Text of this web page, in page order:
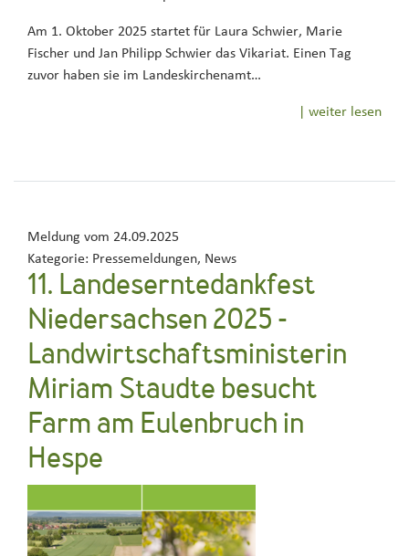
Am 1. Oktober 2025 startet für Laura Schwier, Marie
Fischer und Jan Philipp Schwier das Vikariat. Einen Tag
zuvor haben sie im Landeskirchenamt…
| weiter lesen
Meldung vom 24.09.2025
Kategorie: Pressemeldungen, News
11. Landeserntedankfest
Niedersachsen 2025 -
Landwirtschaftsministerin
Miriam Staudte besucht
Farm am Eulenbruch in
Hespe